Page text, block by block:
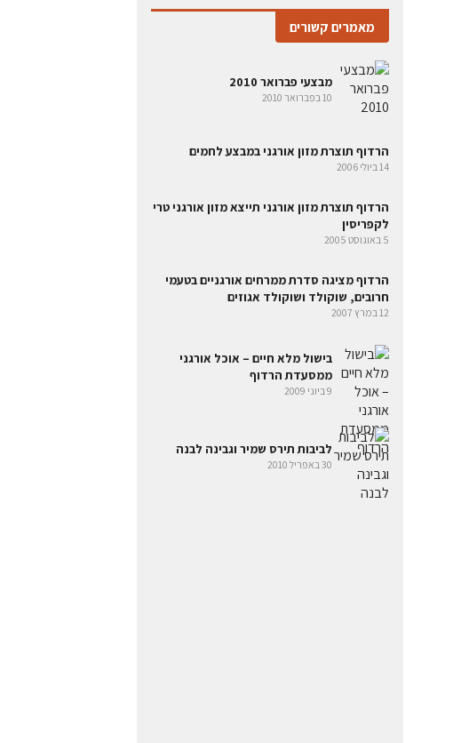
מאמרים קשורים
מבצעי פברואר 2010
10 בפברואר 2010
הרדוף תוצרת מזון אורגני במבצע לחמים
14 ביולי 2006
הרדוף תוצרת מזון אורגני תייצא מזון אורגני טרי
לקפריסין
5 באוגוסט 2005
הרדוף מציגה סדרת ממרחים אורגניים בטעמי
חרובים, שוקולד ושוקולד אגוזים
12 במרץ 2007
בישול מלא חיים – אוכל אורגני
ממסעדת הרדוף
9 ביוני 2009
לביבות תירס שמיר וגבינה לבנה
30 באפריל 2010